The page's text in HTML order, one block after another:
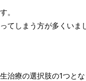
。
てしまう方が多くいま
治療の選択肢の1つとな